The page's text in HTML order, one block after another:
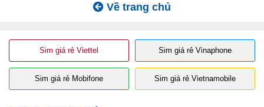
Về trang chủ
Sim giá rẻ Viettel Sim giá rẻ Vinaphone
Sim giá rẻ Mobifone Sim giá rẻ Vietnamobile